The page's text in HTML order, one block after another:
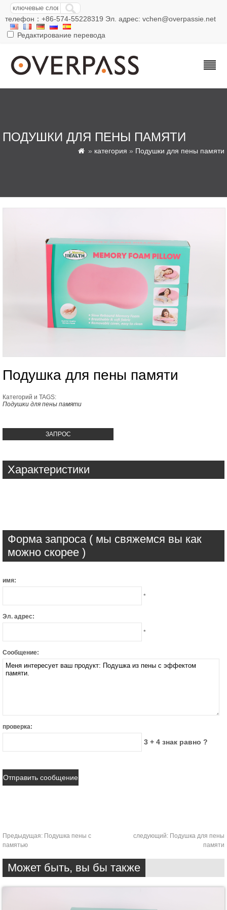
телефон：+86-574-55228319 Эл. адрес: vchen@overpassie.net
Редактирование перевода
ПОДУШКИ ДЛЯ ПЕНЫ ПАМЯТИ
 » категория » Подушки для пены памяти
Подушка для пены памяти
Категорий и TAGS:
Подушки для пены памяти
ЗАПРОС
Характеристики
Форма запроса ( мы свяжемся вы как
можно скорее )
имя:
*
Эл. адрес:
*
Сообщение:
проверка:
3 + 4 знак равно ?
Предыдущая: Подушка пены с
памятью
следующий: Подушка для пены
памяти
Может быть, вы бы также